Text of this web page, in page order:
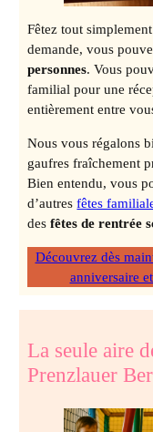
Fêtez tout
demande, vous
personnes. Vous
familial pour une
entièrement entre
Nous vous régalons
gaufres fraîchement
Bien entendu, vous
d’autresfêtes
desfêtes de rentrée
Découvrez dès
anniversaire
La seule aire
Prenzlauer